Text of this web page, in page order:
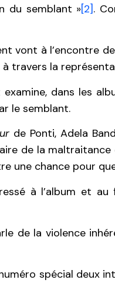
du semblant »[2].
vont à l’encontre
travers la
dans les
le semblant.
de Ponti, Adela
de la
une chance pour
à l’album et
de la violence
spécial deux